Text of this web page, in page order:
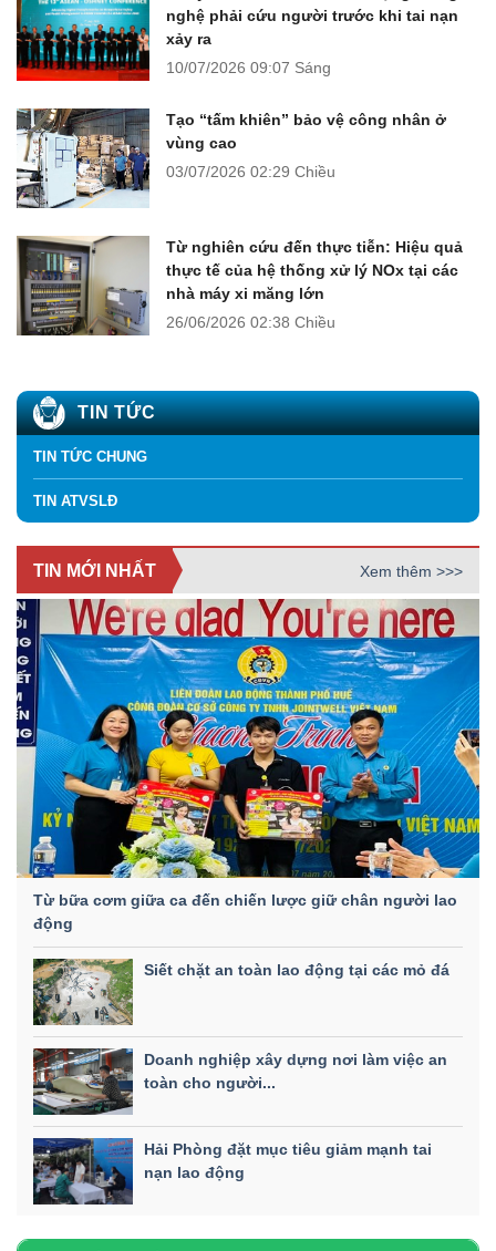
nghệ phải cứu người trước khi tai nạn
xảy ra
10/07/2026 09:07 Sáng
Tạo “tấm khiên” bảo vệ công nhân ở
vùng cao
03/07/2026 02:29 Chiều
Từ nghiên cứu đến thực tiễn: Hiệu quả
thực tế của hệ thống xử lý NOx tại các
nhà máy xi măng lớn
26/06/2026 02:38 Chiều
TIN TỨC
TIN TỨC CHUNG
TIN ATVSLĐ
TIN MỚI NHẤT Xem thêm >>>
Từ bữa cơm giữa ca đến chiến lược giữ chân người lao
động
Siết chặt an toàn lao động tại các mỏ đá
Doanh nghiệp xây dựng nơi làm việc an
toàn cho người...
Hải Phòng đặt mục tiêu giảm mạnh tai
nạn lao động